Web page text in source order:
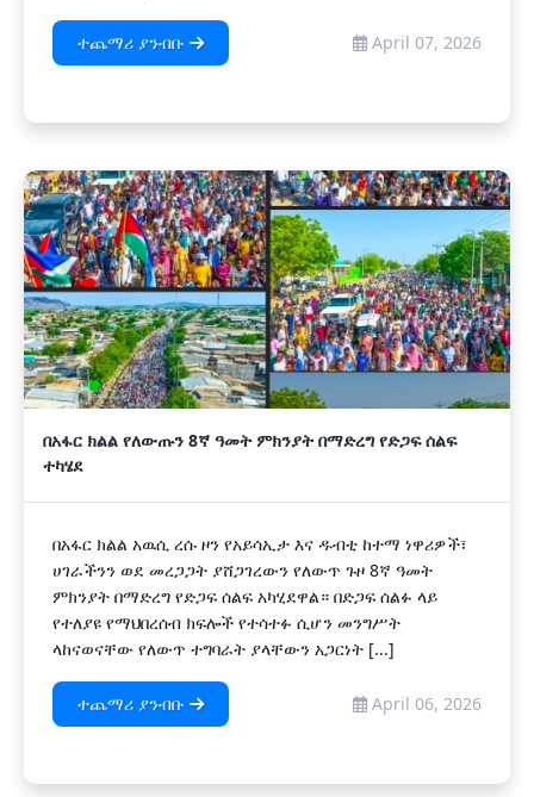
ተጨማሪ ያንብቡ April 07, 2026
በአፋር ክልል የለውጡን 8ኛ ዓመት ምክንያት በማድረግ የድጋፍ ሰልፍ
ተካሄደ
በአፋር ክልል አዉሲ ረሱ ዞን የአይሳኢታ እና ዱብቲ ከተማ ነዋሪዎች፣
ሀገራችንን ወደ መረጋጋት ያሸጋገረውን የለውጥ ጉዞ 8ኛ ዓመት
ምክንያት በማድረግ የድጋፍ ሰልፍ አካሂደዋል። በድጋፍ ሰልፉ ላይ
የተለያዩ የማህበረሰብ ክፍሎች የተሳተፉ ሲሆን መንግሥት
ላከናወናቸው የለውጥ ተግባራት ያላቸውን አጋርነት [...]
ተጨማሪ ያንብቡ April 06, 2026